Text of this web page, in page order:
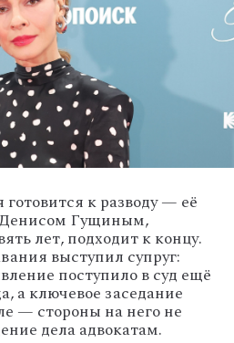
готовится кразводу— её
Денисом Гущиным,
лет,подходиткконцу.
выступил супруг:
поступиловсуд ещё
аключевое заседание
— стороны нанегоне
делаадвокатам.